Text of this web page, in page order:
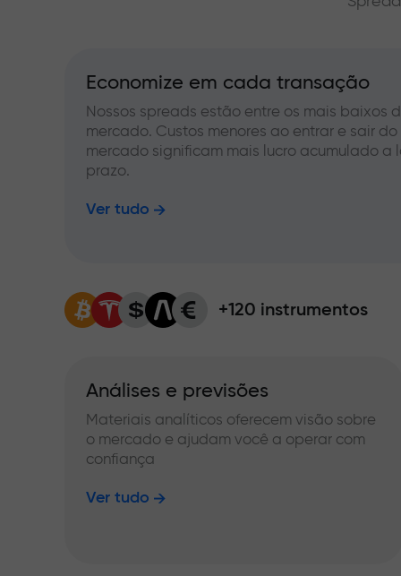
Economize em cada transação
Nossos spreads estão entre os mais baixos
mercado. Custos menores ao entrar e sair do
mercado significam mais lucro acumulado a
prazo.
Ver tudo
+120 instrumentos
Análises e previsões
Materiais analíticos oferecem visão sobre
o mercado e ajudam você a operar com
confiança
Ver tudo